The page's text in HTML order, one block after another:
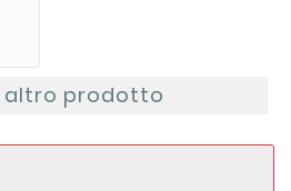
altro prodotto